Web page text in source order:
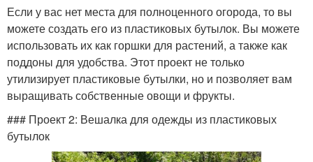
Если у вас нет места для полноценного огорода, то вы
можете создать его из пластиковых бутылок. Вы можете
использовать их как горшки для растений, а также как
поддоны для удобства. Этот проект не только
утилизирует пластиковые бутылки, но и позволяет вам
выращивать собственные овощи и фрукты.
### Проект 2: Вешалка для одежды из пластиковых
бутылок